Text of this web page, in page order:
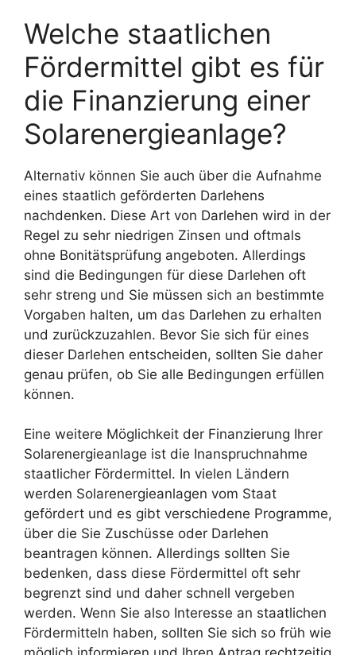
Welche staatlichen
Fördermittel gibt es für
die Finanzierung einer
Solarenergieanlage?
Alternativ können Sie auch über die Aufnahme
eines staatlich geförderten Darlehens
nachdenken. Diese Art von Darlehen wird in der
Regel zu sehr niedrigen Zinsen und oftmals
ohne Bonitätsprüfung angeboten. Allerdings
sind die Bedingungen für diese Darlehen oft
sehr streng und Sie müssen sich an bestimmte
Vorgaben halten, um das Darlehen zu erhalten
und zurückzuzahlen. Bevor Sie sich für eines
dieser Darlehen entscheiden, sollten Sie daher
genau prüfen, ob Sie alle Bedingungen erfüllen
können.
Eine weitere Möglichkeit der Finanzierung Ihrer
Solarenergieanlage ist die Inanspruchnahme
staatlicher Fördermittel. In vielen Ländern
werden Solarenergieanlagen vom Staat
gefördert und es gibt verschiedene Programme,
über die Sie Zuschüsse oder Darlehen
beantragen können. Allerdings sollten Sie
bedenken, dass diese Fördermittel oft sehr
begrenzt sind und daher schnell vergeben
werden. Wenn Sie also Interesse an staatlichen
Fördermitteln haben, sollten Sie sich so früh wie